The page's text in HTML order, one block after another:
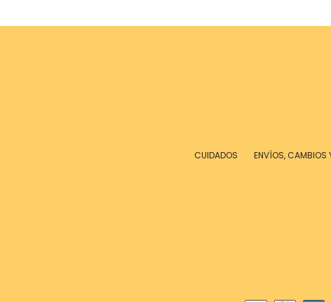
CUIDADOS ENVÍOS, CAMBIOS